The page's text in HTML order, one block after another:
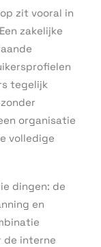
zit vooral in
zakelijke
tegelijk
organisatie
volledige
dingen: de
en
de interne